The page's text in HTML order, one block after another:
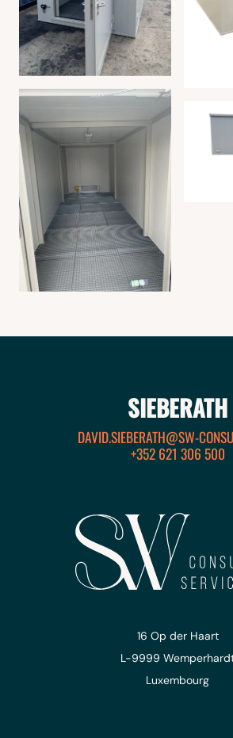
SIEBERATH
DAVID.SIEBERATH@SW-
+352 621 306 500
16 Op der Haart
L-9999
Luxembourg